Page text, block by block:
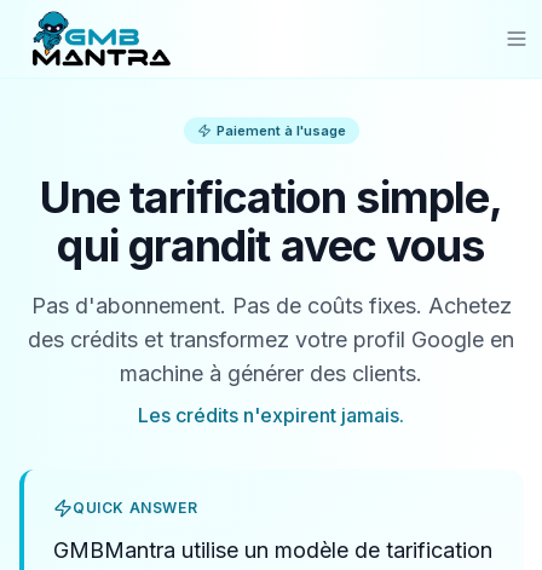
Compare
Paiement à l'usage
Une tarification simple,
qui grandit avec vous
Pas d'abonnement. Pas de coûts fixes. Achetez
des crédits et transformez votre profil Google en
machine à générer des clients.
Les crédits n'expirent jamais.
QUICK ANSWER
GMBMantra utilise un modèle de tarification